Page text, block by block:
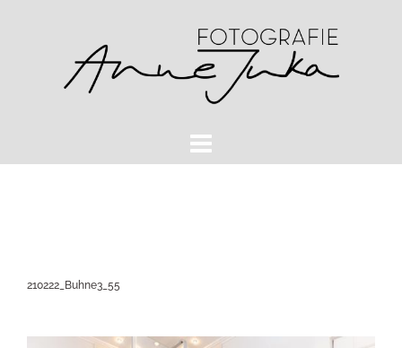
210222_Buhne3_55